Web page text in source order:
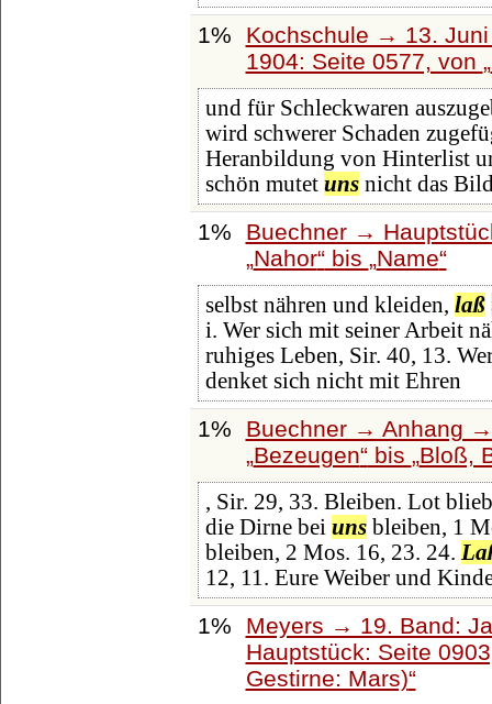
1%
Kochschule → 13.
1904: Seite 0577, von
und für Schleckwaren
wird schwerer Schaden
Heranbildung von Hinterlist
schön mutet unsnicht das
1%
Buechner →
Nahor bis Name
selbst nähren und kleiden, laß
i. Wer sich mit seiner Arbeit
ruhiges Leben, Sir. 40, 13.
denket sich nicht mit Ehren
1%
Buechner → Anhang
Bezeugen bis Bloß,
, Sir. 29, 33. Bleiben. Lot
die Dirne bei unsbleiben, 1
bleiben, 2 Mos. 16, 23. 24.
12, 11. Eure Weiber und
1%
Meyers → 19. Band:
Hauptstück: Seite
Gestirne: Mars)